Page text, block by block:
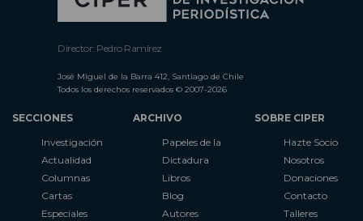
Director: Pedro Ramírez
José Miguel de la Barra 412, Santiago de Chile
Todos los derechos reservados © 2007-2026
SECCIONES
Investigación
Actualidad
Columnas
Cartas
Especiales
ARCHIVO
Papeles de la
Dictadura
Libros
Blog
Autores
SOBRE CIPER
Hazte Socio
Nosotros
Donaciones
Contacto
Talleres